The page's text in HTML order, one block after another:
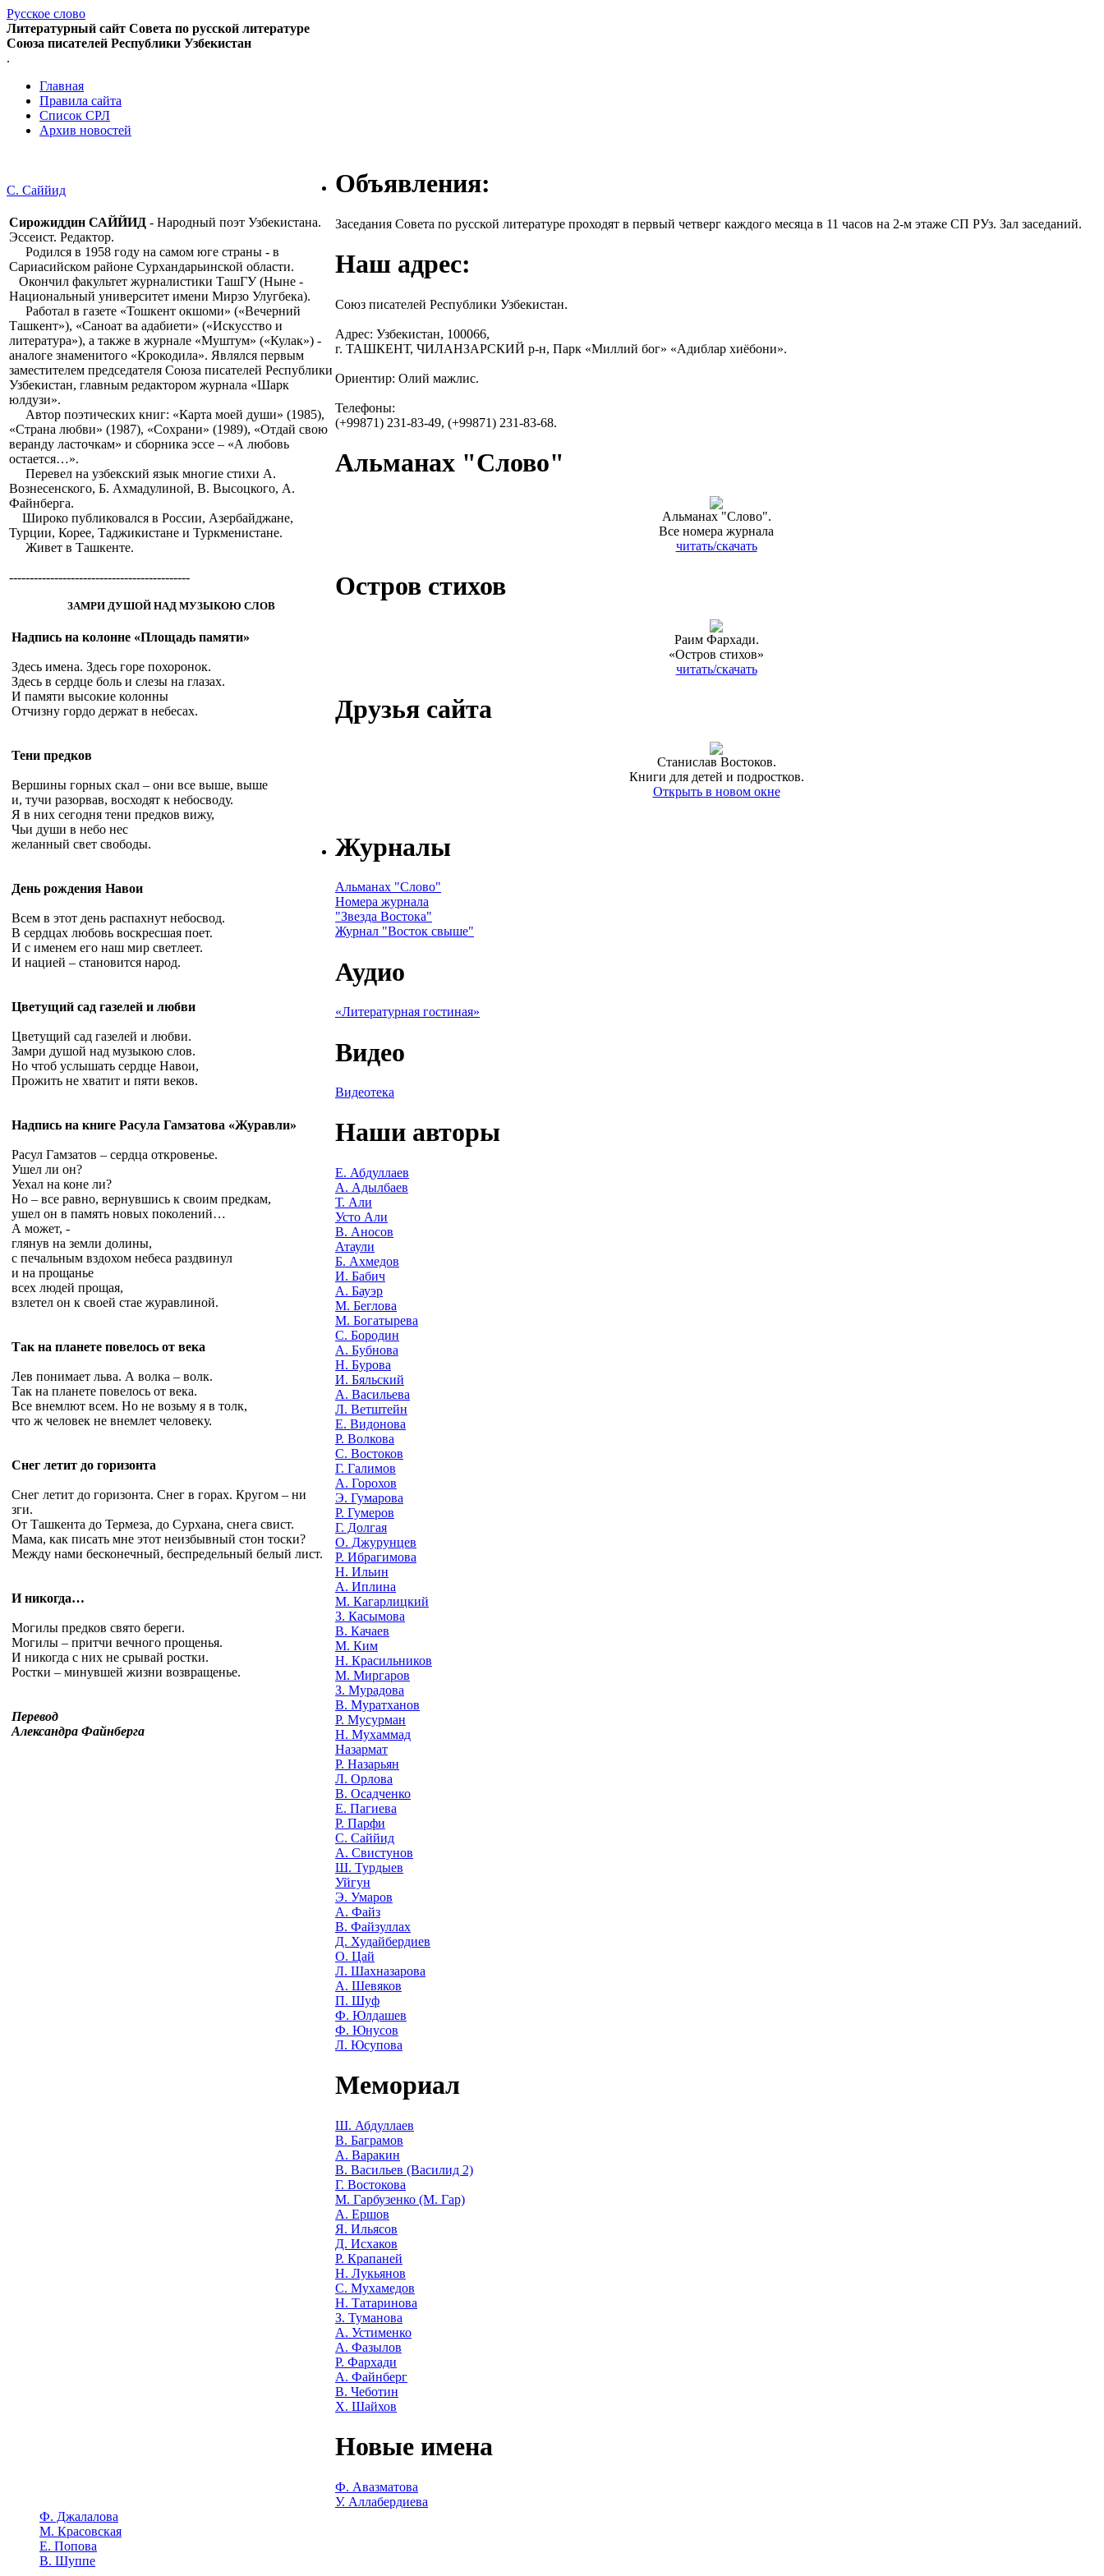
Русское слово
Литературный сайт Совета по русской литературе
Союза писателей Республики Узбекистан
.
Главная
Правила сайта
Список СРЛ
Архив новостей
С. Саййид
Сирожиддин САЙЙИД - Народный поэт Узбекистана.
Эссеист. Редактор.
Родился в 1958 году на самом юге страны - в
Сариасийском районе Сурхандарьинской области.
Окончил факультет журналистики ТашГУ (Ныне -
Национальный университет имени Мирзо Улугбека).
Работал в газете «Тошкент окшоми» («Вечерний
Ташкент»), «Саноат ва адабиети» («Искусство и
литература»), а также в журнале «Муштум» («Кулак») -
аналоге знаменитого «Крокодила». Являлся первым
заместителем председателя Союза писателей Республики
Узбекистан, главным редактором журнала «Шарк
юлдузи».
Автор поэтических книг: «Карта моей души» (1985),
«Страна любви» (1987), «Сохрани» (1989), «Отдай свою
веранду ласточкам» и сборника эссе – «А любовь
остается…».
Перевел на узбекский язык многие стихи А.
Вознесенского, Б. Ахмадулиной, В. Высоцкого, А.
Файнберга.
Широко публиковался в России, Азербайджане,
Турции, Корее, Таджикистане и Туркменистане.
Живет в Ташкенте.
--------------------------------------------
ЗАМРИ ДУШОЙ НАД МУЗЫКОЮ СЛОВ
Надпись на колонне «Площадь памяти»
Здесь имена. Здесь горе похоронок.
Здесь в сердце боль и слезы на глазах.
И памяти высокие колонны
Отчизну гордо держат в небесах.
Тени предков
Вершины горных скал – они все выше, выше
и, тучи разорвав, восходят к небосводу.
Я в них сегодня тени предков вижу,
Чьи души в небо нес
желанный свет свободы.
День рождения Навои
Всем в этот день распахнут небосвод.
В сердцах любовь воскресшая поет.
И с именем его наш мир светлеет.
И нацией – становится народ.
Цветущий сад газелей и любви
Цветущий сад газелей и любви.
Замри душой над музыкою слов.
Но чтоб услышать сердце Навои,
Прожить не хватит и пяти веков.
Надпись на книге Расула Гамзатова «Журавли»
Расул Гамзатов – сердца откровенье.
Ушел ли он?
Уехал на коне ли?
Но – все равно, вернувшись к своим предкам,
ушел он в память новых поколений…
А может, -
глянув на земли долины,
с печальным вздохом небеса раздвинул
и на прощанье
всех людей прощая,
взлетел он к своей стае журавлиной.
Так на планете повелось от века
Лев понимает льва. А волка – волк.
Так на планете повелось от века.
Все внемлют всем. Но не возьму я в толк,
что ж человек не внемлет человеку.
Снег летит до горизонта
Снег летит до горизонта. Снег в горах. Кругом – ни
зги.
От Ташкента до Термеза, до Сурхана, снега свист.
Мама, как писать мне этот неизбывный стон тоски?
Между нами бесконечный, беспредельный белый лист.
И никогда…
Могилы предков свято береги.
Могилы – притчи вечного прощенья.
И никогда с них не срывай ростки.
Ростки – минувшей жизни возвращенье.
Перевод
Александра Файнберга
Объявления:
Заседания Совета по русской литературе проходят в первый четверг каждого месяца в 11 часов на 2-м этаже СП РУз. Зал заседаний.
Наш адрес:
Союз писателей Республики Узбекистан.
Адрес: Узбекистан, 100066,
г. ТАШКЕНТ, ЧИЛАНЗАРСКИЙ р-н, Парк «Миллий бог» «Адиблар хиёбони».
Ориентир: Олий мажлис.
Телефоны:
(+99871) 231-83-49, (+99871) 231-83-68.
Альманах "Слово"
Альманах "Слово".
Все номера журнала
читать/скачать
Остров стихов
Раим Фархади.
«Остров стихов»
читать/скачать
Друзья сайта
Станислав Востоков.
Книги для детей и подростков.
Открыть в новом окне
Журналы
Альманах "Слово"
Номера журнала
"Звезда Востока"
Журнал "Восток свыше"
Аудио
«Литературная гостиная»
Видео
Видеотека
Наши авторы
Е. Абдуллаев
А. Адылбаев
Т. Али
Усто Али
В. Аносов
Атаули
Б. Ахмедов
И. Бабич
А. Бауэр
М. Беглова
М. Богатырева
С. Бородин
А. Бубнова
Н. Бурова
И. Бяльский
А. Васильева
Л. Ветштейн
Е. Видонова
Р. Волкова
С. Востоков
Г. Галимов
А. Горохов
Э. Гумарова
Р. Гумеров
Г. Долгая
О. Джурунцев
Р. Ибрагимова
Н. Ильин
А. Иплина
М. Кагарлицкий
З. Касымова
В. Качаев
М. Ким
Н. Красильников
М. Миргаров
З. Мурадова
В. Муратханов
Р. Мусурман
Н. Мухаммад
Назармат
Р. Назарьян
Л. Орлова
В. Осадченко
Е. Пагиева
Р. Парфи
С. Саййид
А. Свистунов
Ш. Турдыев
Уйгун
Э. Умаров
А. Файз
В. Файзуллах
Д. Худайбердиев
О. Цай
Л. Шахназарова
А. Шевяков
П. Шуф
Ф. Юлдашев
Ф. Юнусов
Л. Юсупова
Мемориал
Ш. Абдуллаев
В. Баграмов
А. Варакин
В. Васильев (Василид 2)
Г. Востокова
М. Гарбузенко (М. Гар)
А. Ершов
Я. Ильясов
Д. Исхаков
Р. Крапаней
Н. Лукьянов
С. Мухамедов
Н. Татаринова
З. Туманова
А. Устименко
А. Фазылов
Р. Фархади
А. Файнберг
В. Чеботин
Х. Шайхов
Новые имена
Ф. Авазматова
У. Аллабердиева
Ф. Джалалова
М. Красовская
Е. Попова
В. Шуппе